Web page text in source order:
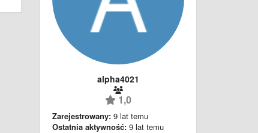
alpha4021
1,0
Zarejestrowany: 9 lat temu
Ostatnia aktywność: 9 lat temu